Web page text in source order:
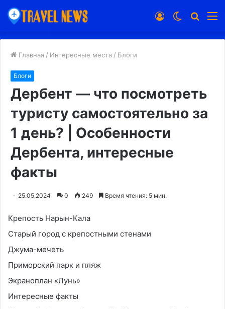
Switch
Войти
Главная / Интересные места / Блоги
Блоги
Дербент — что посмотреть
туристу самостоятельно за
1 день? | Особенности
Дербента, интересные
факты
25.05.2024 0 249 Время чтения: 5 мин.
Крепость Нарын-Кала
Старый город с крепостными стенами
Джума-мечеть
Приморский парк и пляж
Экраноплан «Лунь»
Интересные факты